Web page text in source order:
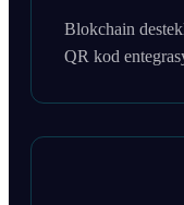
Blokchain
QR kod